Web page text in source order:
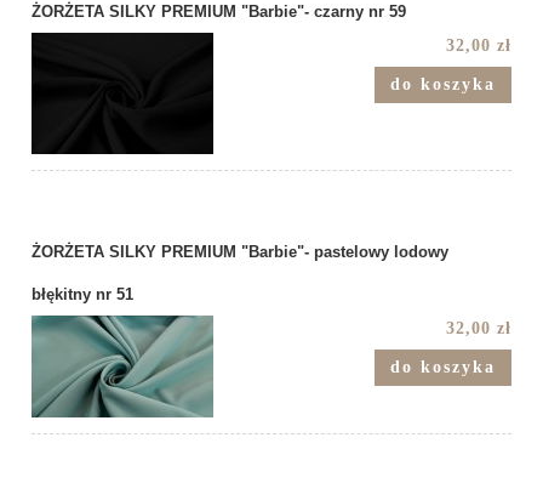
ŻORŻETA SILKY PREMIUM "Barbie"- czarny nr 59
32,00 zł
do koszyka
ŻORŻETA SILKY PREMIUM "Barbie"- pastelowy lodowy
błękitny nr 51
32,00 zł
do koszyka